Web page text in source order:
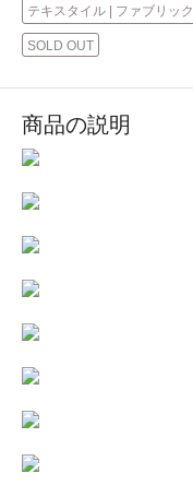
テキスタイル | ファブリック
SOLD OUT
商品の説明